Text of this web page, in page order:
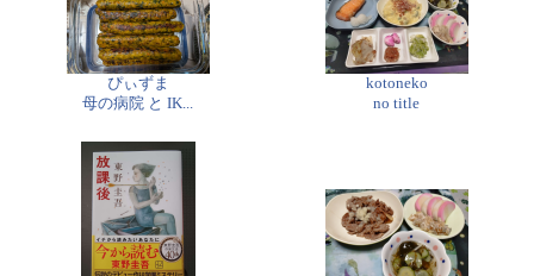
ぴぃずま
母の病院 と IK...
kotoneko
no title